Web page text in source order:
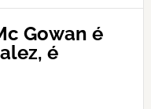
Gowan é
é